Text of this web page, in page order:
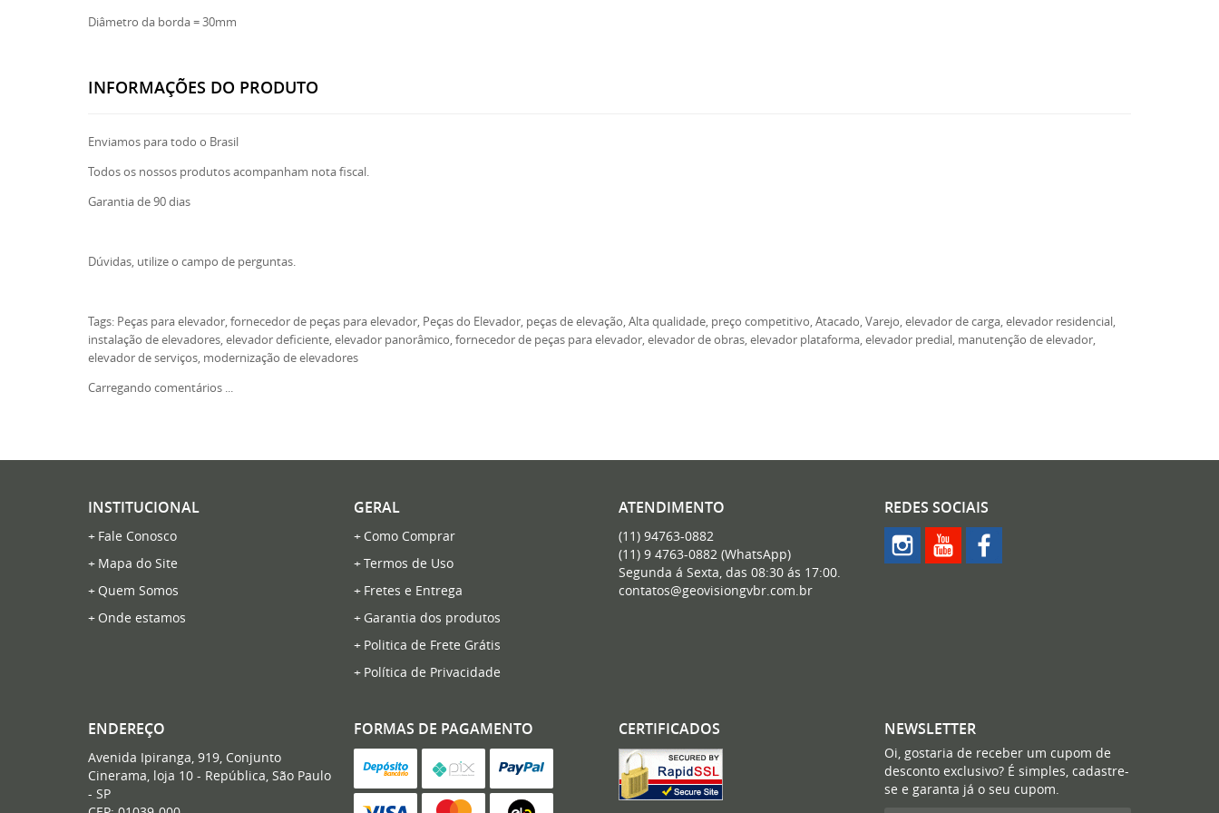
Diâmetro da borda = 30mm
INFORMAÇÕES DO PRODUTO
Enviamos para todo o Brasil
Todos os nossos produtos acompanham nota fiscal.
Garantia de 90 dias
Dúvidas, utilize o campo de perguntas.
Tags: Peças para elevador, fornecedor de peças para elevador, Peças do Elevador, peças de elevação, Alta qualidade, preço competitivo, Atacado, Varejo, elevador de carga, elevador residencial,
instalação de elevadores, elevador deficiente, elevador panorâmico, fornecedor de peças para elevador, elevador de obras, elevador plataforma, elevador predial, manutenção de elevador,
elevador de serviços, modernização de elevadores
Carregando comentários ...
INSTITUCIONAL
Fale Conosco
Mapa do Site
Quem Somos
Onde estamos
GERAL
Como Comprar
Termos de Uso
Fretes e Entrega
Garantia dos produtos
Politica de Frete Grátis
Política de Privacidade
ATENDIMENTO
(11) 94763-0882
(11) 9 4763-0882 (WhatsApp)
Segunda á Sexta, das 08:30 ás 17:00.
contatos@geovisiongvbr.com.br
REDES SOCIAIS
ENDEREÇO
Avenida Ipiranga, 919, Conjunto
Cinerama, loja 10 - República, São Paulo
- SP
FORMAS DE PAGAMENTO CERTIFICADOS NEWSLETTER
Oi, gostaria de receber um cupom de
desconto exclusivo? É simples, cadastre-
se e garanta já o seu cupom.